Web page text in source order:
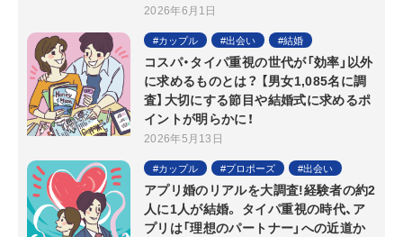
2026年6月1日
カップル 出会い 結婚
コスパ・タイパ重視の世代が「効率」以外
に求めるものとは？ 【男女1,085名に調
査】大切にする節目や結婚式に求めるポ
イントが明らかに！
2026年5月13日
カップル プロポーズ 出会い
アプリ婚のリアルを大調査!経験者の約2
人に1人が結婚。 タイパ重視の時代、ア
プリは「理想のパートナー」への近道か